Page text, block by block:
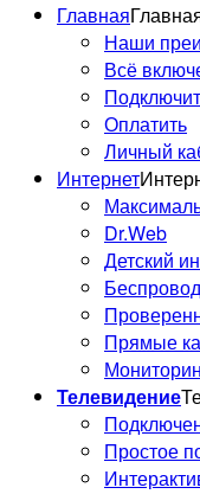
Главная
Наши
Всё
Оплатить
Личный
Интернет
Dr.Web
Детский
Прямые
Телевидение
Простое